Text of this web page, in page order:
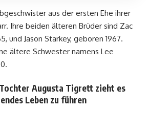
aus der ersten Ehe ihrer
Ihre beiden älteren Brüder sind Zac
und Jason Starkey, geboren 1967.
ältere Schwester namens Lee
Augusta Tigrett zieht es
Leben zu führen